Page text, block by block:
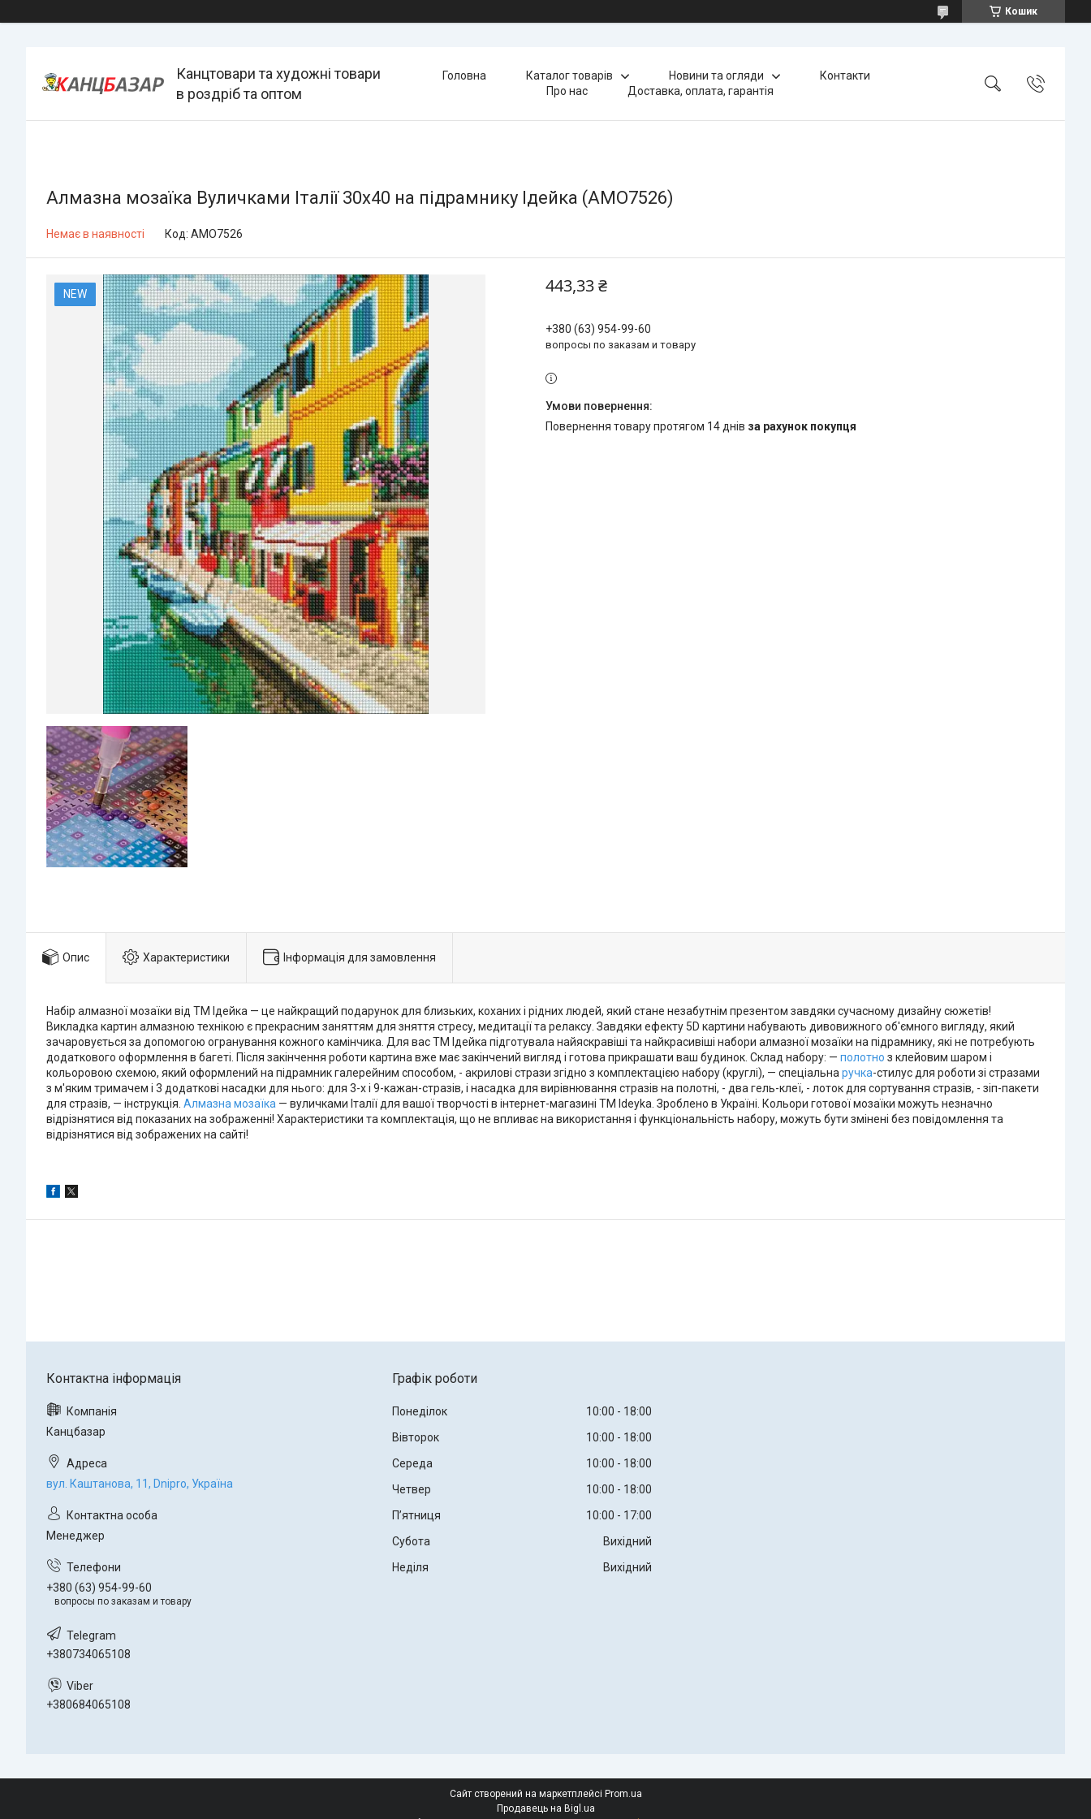
Кошик
Канцтовари та художні товари
в роздріб та оптом
Головна Каталог товарів Новини та огляди
Контакти
Про нас
Доставка, оплата, гарантія
Алмазна мозаїка Вуличками Італії 30х40 на підрамнику Ідейка (AMO7526)
Немає в наявності Код: AMO7526
NEW 443,33 ₴
+380 (63) 954-99-60
вопросы по заказам и товару
повернення товару протягом 14 днів за рахунок покупця
Опис Характеристики Інформація для замовлення
Набір алмазної мозаїки від ТМ Ідейка — це найкращий подарунок для близьких, коханих і рідних людей, який стане незабутнім презентом завдяки сучасному дизайну сюжетів!
Викладка картин алмазною технікою є прекрасним заняттям для зняття стресу, медитації та релаксу. Завдяки ефекту 5D картини набувають дивовижного об'ємного вигляду, який
зачаровується за допомогою огранування кожного камінчика. Для вас ТМ Ідейка підготувала найяскравіші та найкрасивіші набори алмазної мозаїки на підрамнику, які не потребують
додаткового оформлення в багеті. Після закінчення роботи картина вже має закінчений вигляд і готова прикрашати ваш будинок. Склад набору: — полотно з клейовим шаром і
кольоровою схемою, який оформлений на підрамник галерейним способом, - акрилові стрази згідно з комплектацією набору (круглі), — спеціальна ручка-стилус для роботи зі стразами
з м'яким тримачем і 3 додаткові насадки для нього: для 3-х і 9-кажан-стразів, і насадка для вирівнювання стразів на полотні, - два гель-клеї, - лоток для сортування стразів, - зіп-пакети
для стразів, — інструкція. Алмазна мозаїка — вуличками Італії для вашої творчості в інтернет-магазині ТМ Ideyka. Зроблено в Україні. Кольори готової мозаїки можуть незначно
відрізнятися від показаних на зображенні! Характеристики та комплектація, що не впливає на використання і функціональність набору, можуть бути змінені без повідомлення та
відрізнятися від зображених на сайті!
Канцбазар
вул. Каштанова, 11, Dnipro, Україна
Менеджер
+380 (63) 954-99-60
вопросы по заказам и товару
+380734065108
+380684065108
Графік роботи
Понеділок 10:00
18:00
Вівторок
10:00
18:00
Середа
10:00
18:00
Четвер
10:00
18:00
Пʼятниця
10:00
17:00
Субота
Вихідний
Неділя
Вихідний
Сайт створений на маркетплейсі Prom.ua
Продавець на Bigl.ua